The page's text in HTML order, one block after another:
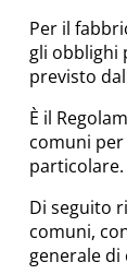
Per il
gli obblighi
previsto
È il
comuni
particolare.
Di seguito
comuni,
generale di